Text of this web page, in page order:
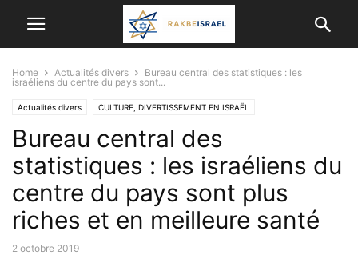
Home Actualités divers
Bureau central des statistiques : les
israéliens du centre du pays sont...
Actualités divers CULTURE, DIVERTISSEMENT EN ISRAËL
ECONOMIE ET ​​AFFAIRES VIE EN ISRAËL
Bureau central des
statistiques : les israéliens du
centre du pays sont plus
riches et en meilleure santé
2 octobre 2019